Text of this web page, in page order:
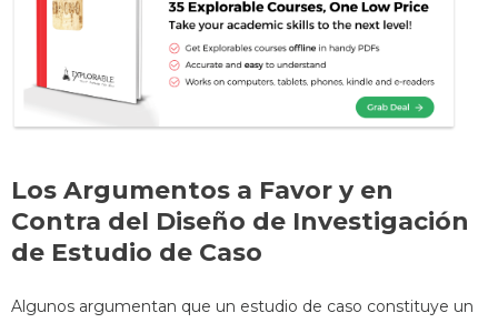
Los Argumentos a Favor y en
Contra del Diseño de Investigación
de Estudio de Caso
Algunos argumentan que un estudio de caso constituye un